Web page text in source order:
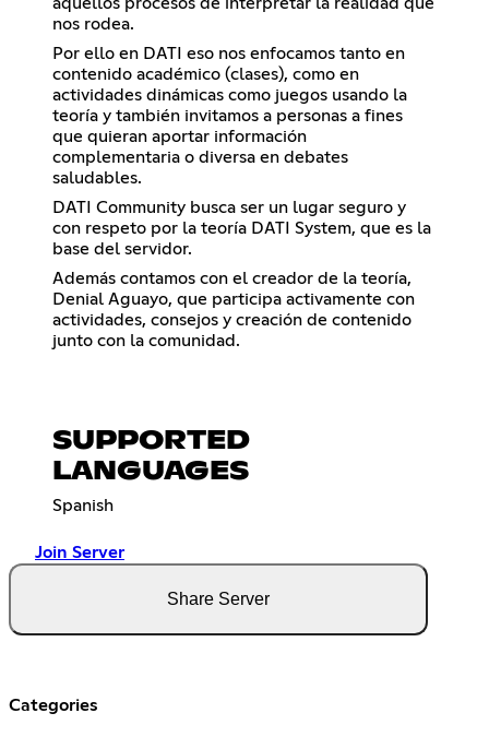
nos rodea.
Por ello en DATI eso nos enfocamos tanto en
contenido académico (clases), como en
actividades dinámicas como juegos usando la
teoría y también invitamos a personas a fines
que quieran aportar información
complementaria o diversa en debates
saludables.
DATI Community busca ser un lugar seguro y
con respeto por la teoría DATI System, que es la
base del servidor.
Además contamos con el creador de la teoría,
Denial Aguayo, que participa activamente con
actividades, consejos y creación de contenido
junto con la comunidad.
SUPPORTED
LANGUAGES
Spanish
Join Server
Share Server
Categories